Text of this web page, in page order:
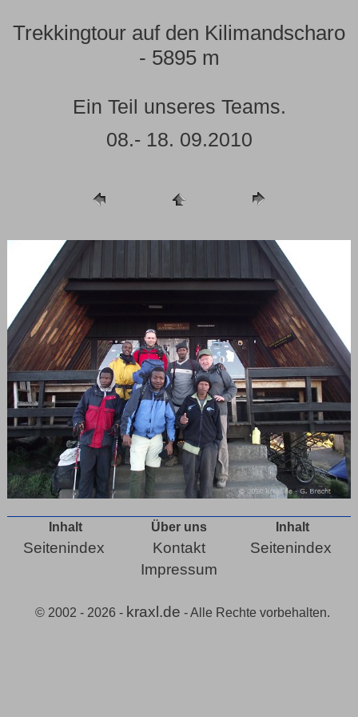
Trekkingtour auf den Kilimandscharo
- 5895 m
Ein Teil unseres Teams.
08.- 18. 09.2010
Inhalt
Seitenindex
Über uns
Kontakt
Impressum
Inhalt
Seitenindex
© 2002 - 2026 - kraxl.de - Alle Rechte vorbehalten.